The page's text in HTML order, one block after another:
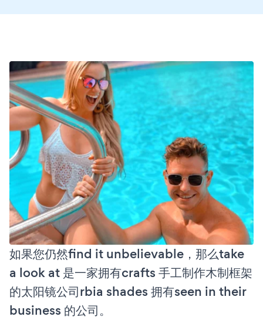
如果您仍然find it unbelievable，那么take
a look at 是一家拥有crafts 手工制作木制框架
的太阳镜公司rbia shades 拥有seen in their
business 的公司。